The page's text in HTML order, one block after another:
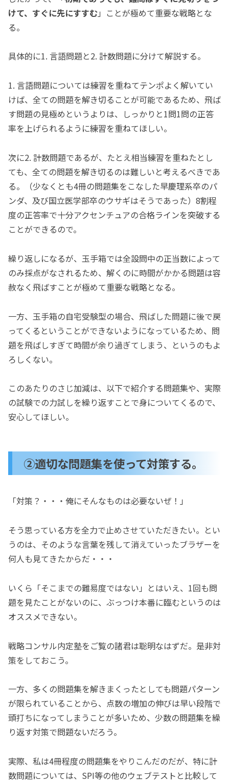
けて、すぐに先にすすむ」ことが極めて重要な戦略とな
る。
具体的に1. 言語問題と2. 計数問題に分けて解説する。
1. 言語問題については練習を重ねてテンポよく解いてい
けば、全ての問題を解き切ることが可能であるため、飛ば
す問題の見極めというよりは、しっかりと1問1問の正答
率を上げられるように練習を重ねてほしい。
次に2. 計数問題であるが、たとえ相当練習を重ねたとし
ても、全ての問題を解き切るのは難しいと考えるべきであ
る。（少なくとも4冊の問題集をこなした早慶理系卒のパ
ンダ、及び国立医学部卒のウサギはそうであった）8割程
度の正答率で十分アクセンチュアの合格ラインを突破する
ことができるので。
繰り返しになるが、玉手箱では全設問中の正当数によって
のみ採点がなされるため、解くのに時間がかかる問題は容
赦なく飛ばすことが極めて重要な戦略となる。
一方、玉手箱の自宅受験型の場合、飛ばした問題に後で戻
ってくるということができないようになっているため、問
題を飛ばしすぎて時間が余り過ぎてしまう、というのもよ
ろしくない。
このあたりのさじ加減は、以下で紹介する問題集や、実際
の試験での力試しを繰り返すことで身についてくるので、
安心してほしい。
②適切な問題集を使って対策する。
「対策？・・・俺にそんなものは必要ないぜ！」
そう思っている方を全力で止めさせていただきたい。とい
うのは、そのような言葉を残して消えていったブラザーを
何人も見てきたからだ・・・
いくら「そこまでの難易度ではない」とはいえ、1回も問
題を見たことがないのに、ぶっつけ本番に臨むというのは
オススメできない。
戦略コンサル内定塾をご覧の諸君は聡明なはずだ。是非対
策をしておこう。
一方、多くの問題集を解きまくったとしても問題パターン
が限られていることから、点数の増加の伸びは早い段階で
頭打ちになってしまうことが多いため、少数の問題集を繰
り返す対策で問題ないだろう。
実際、私は4冊程度の問題集をやりこんだのだが、特に計
数問題については、SPI等の他のウェブテストと比較して